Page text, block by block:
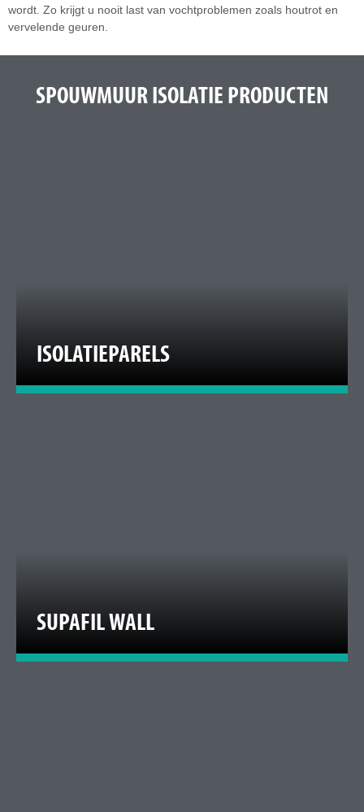
wordt. Zo krijgt u nooit last van vochtproblemen zoals houtrot en
vervelende geuren.
SPOUWMUUR ISOLATIE PRODUCTEN
ISOLATIEPARELS
SUPAFIL WALL